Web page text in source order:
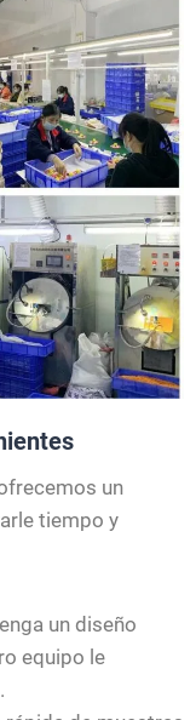
un
tiempo y
un diseño
equipo le